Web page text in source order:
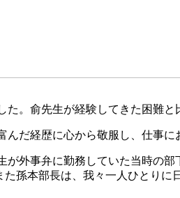
。俞先生が経験してきた困難
だ経歴に心から敬服し、仕事に
外事弁に勤務していた当時の
孫本部長は、我々一人ひとり